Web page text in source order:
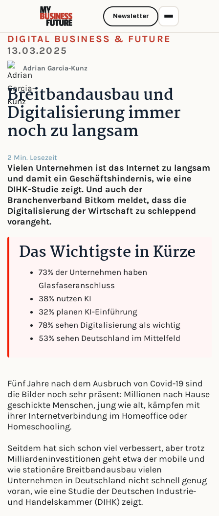
DIGITAL BUSINESS & FUTURE
13.03.2025
Adrian Garcia-Kunz
Breitbandausbau und
Digitalisierung immer
noch zu langsam
2 Min. Lesezeit
Vielen Unternehmen ist das Internet zu langsam
und damit ein Geschäftshindernis, wie eine
DIHK-Studie zeigt. Und auch der
Branchenverband Bitkom meldet, dass die
Digitalisierung der Wirtschaft zu schleppend
vorangeht.
Das Wichtigste in Kürze
73% der Unternehmen haben
Glasfaseranschluss
38% nutzen KI
32% planen KI-Einführung
78% sehen Digitalisierung als wichtig
53% sehen Deutschland im Mittelfeld
Fünf Jahre nach dem Ausbruch von Covid-19 sind
die Bilder noch sehr präsent: Millionen nach Hause
geschickte Menschen, jung wie alt, kämpfen mit
ihrer Internetverbindung im Homeoffice oder
Homeschooling.
Seitdem hat sich schon viel verbessert, aber trotz
Milliardeninvestitionen geht etwa der mobile und
wie stationäre Breitbandausbau vielen
Unternehmen in Deutschland nicht schnell genug
voran, wie eine Studie der Deutschen Industrie-
und Handelskammer (DIHK) zeigt.
Newsletter